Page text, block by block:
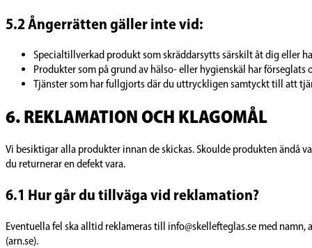
5.2 Ångerrätten gäller inte vid:
Specialtillverkad produkt som skräddarsytts särskilt åt dig eller
Produkter som på grund av hälso- eller hygienskäl har
Tjänster som har fullgjorts där du uttryckligen samtyckt till att
6. REKLAMATION OCH KLAGOMÅL
Vi besiktigar alla produkter innan de skickas. Skoulde produkten ändå
du returnerar en defekt vara.
6.1 Hur går du tillväga vid reklamation?
Eventuella fel ska alltid reklameras till info@skellefteglas.se med
(arn.se).